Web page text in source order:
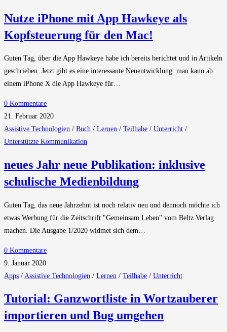
Nutze iPhone mit App Hawkeye als
Kopfsteuerung für den Mac!
Guten Tag, über die App Hawkeye habe ich bereits berichtet und in Artikeln
geschrieben. Jetzt gibt es eine interessante Neuentwicklung: man kann ab
einem iPhone X die App Hawkeye für…
0 Kommentare
21. Februar 2020
Assistive Technologien / Buch / Lernen / Teilhabe / Unterricht /
Unterstützte Kommunikation
neues Jahr neue Publikation: inklusive
schulische Medienbildung
Guten Tag, das neue Jahrzehnt ist noch relativ neu und dennoch möchte ich
etwas Werbung für die Zeitschrift "Gemeinsam Leben" vom Beltz Verlag
machen. Die Ausgabe 1/2020 widmet sich dem…
0 Kommentare
9. Januar 2020
Apps / Assistive Technologien / Lernen / Teilhabe / Unterricht
Tutorial: Ganzwortliste in Wortzauberer
importieren und Bug umgehen